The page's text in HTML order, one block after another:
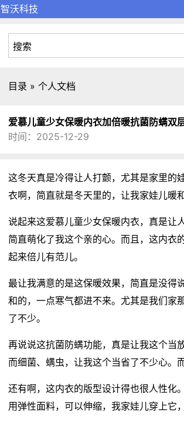
智沃科技
目录 » 个人文档
爱慕儿童少女保暖内衣加倍暖抗菌防螨双
时间：2025-12-29
这冬天真是冷得让人打颤，尤其是家里的
衣啊，简直就是冬天里的，让我家娃儿暖
说起来这爱慕儿童少女保暖内衣，真是让
简直萌化了我这个亲的心。而且，这内衣
起来倍儿有范儿。
最让我满意的是这保暖效果，简直是没得
和的，一点寒气都进不来。尤其是我们家
了不少。
再说说这抗菌防螨功能，真是让我这个当
而细菌、螨虫，让我这个当省了不少心。
还有啊，这内衣的版型设计得也很人性化
用弹性面料，可以伸缩，我家娃儿穿上它